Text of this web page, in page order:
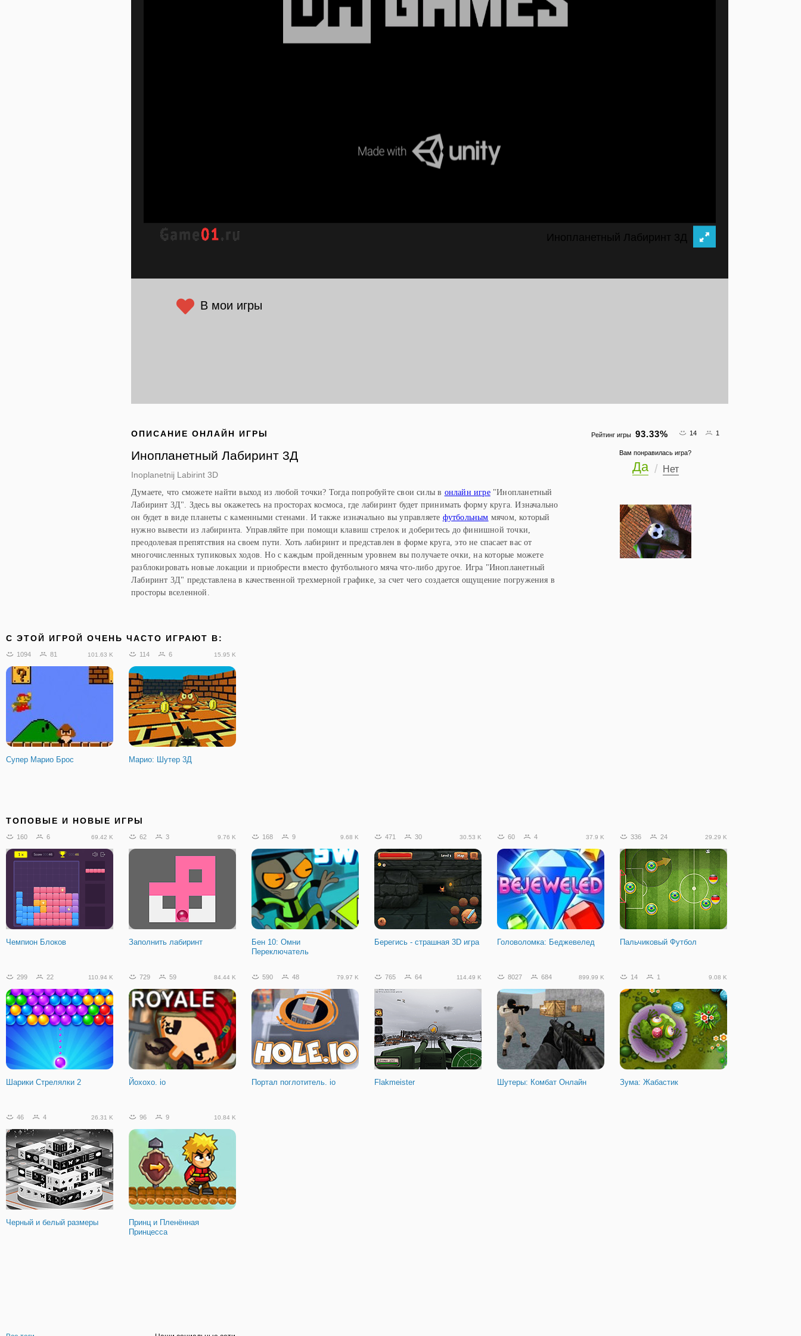
В мои игры
Рейтинг игры 93.33% 14 1
Вам понравилась игра?
Да Нет
ОПИСАНИЕ ОНЛАЙН ИГРЫ
Инопланетный Лабиринт 3Д
Inoplanetnij Labirint 3D
Думаете, что сможете найти выход из любой точки? Тогда попробуйте свои силы в онлайн игре"Инопланетный
Лабиринт 3Д". Здесь вы окажетесь на просторах космоса, где лабиринт будет принимать форму круга. Изначально
он будет в виде планеты с каменными стенами. И также изначально вы управляете футбольным мячом, который
нужно вывести из лабиринта. Управляйте при помощи клавиш стрелок и доберитесь до финишной точки,
преодолевая препятствия на своем пути. Хоть лабиринт и представлен в форме круга, это не спасает вас от
многочисленных тупиковых ходов. Но с каждым пройденным уровнем вы получаете очки, на которые можете
разблокировать новые локации и приобрести вместо футбольного мяча что-либо другое. Игра "Инопланетный
Лабиринт 3Д" представлена в качественной трехмерной графике, за счет чего создается ощущение погружения в
просторы вселенной.
C ЭТОЙ ИГРОЙ ОЧЕНЬ ЧАСТО ИГРАЮТ В:
1094 81 101.63 K
Супер Марио Брос
114 6 15.95 K
Марио: Шутер 3Д
ТОПОВЫЕ И НОВЫЕ ИГРЫ
160 6 69.42 K
Чемпион Блоков
62 3 9.76 K
Заполнить лабиринт
168 9 9.68 K
Бен 10: Омни
Переключатель
471 30 30.53 K
Берегись - страшная 3D игра
60 4 37.9 K
Головоломка: Беджевелед
336 24 29.29 K
Пальчиковый Футбол
299 22 110.94 K
Шарики Стрелялки 2
729 59 84.44 K
Йохохо. io
590 48 79.97 K
Портал поглотитель. io
765 64 114.49 K
Flakmeister
8027 684 899.99 K
Шутеры: Комбат Онлайн
14 1 9.08 K
Зума: Жабастик
46 4 26.31 K
Черный и белый размеры
96 9 10.84 K
Принц и Пленённая
Принцесса